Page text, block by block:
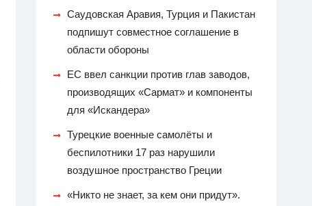
Саудовская Аравия, Турция и Пакистан
подпишут совместное соглашение в
области обороны
ЕС ввел санкции против глав заводов,
производящих «Сармат» и компоненты
для «Искандера»
Турецкие военные самолёты и
беспилотники 17 раз нарушили
воздушное пространство Греции
«Никто не знает, за кем они придут».